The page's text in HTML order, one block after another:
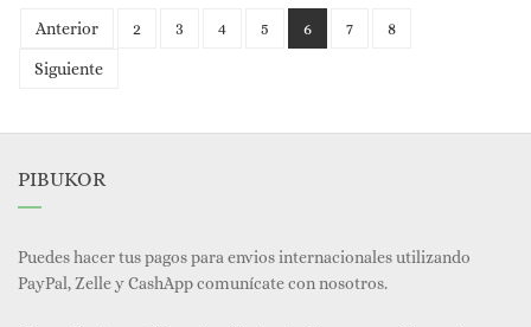
Anterior 2 3 4 5 6 7 8
Siguiente
PIBUKOR
Puedes hacer tus pagos para envios internacionales utilizando
PayPal, Zelle y CashApp comunícate con nosotros.